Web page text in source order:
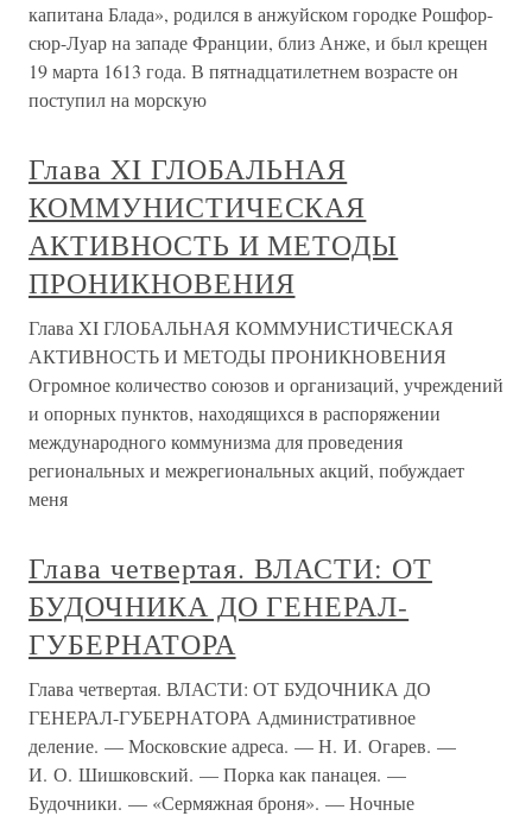
капитана Блада», родился в анжуйском городке Рошфор-
сюр-Луар на западе Франции, близ Анже, и был крещен
19 марта 1613 года. В пятнадцатилетнем возрасте он
поступил на морскую
Глава XI ГЛОБАЛЬНАЯ
КОММУНИСТИЧЕСКАЯ
АКТИВНОСТЬ И МЕТОДЫ
ПРОНИКНОВЕНИЯ
Глава XI ГЛОБАЛЬНАЯ КОММУНИСТИЧЕСКАЯ
АКТИВНОСТЬ И МЕТОДЫ ПРОНИКНОВЕНИЯ
Огромное количество союзов и организаций, учреждений
и опорных пунктов, находящихся в распоряжении
международного коммунизма для проведения
региональных и межрегиональных акций, побуждает
меня
Глава четвертая. ВЛАСТИ: ОТ
БУДОЧНИКА ДО ГЕНЕРАЛ-
ГУБЕРНАТОРА
Глава четвертая. ВЛАСТИ: ОТ БУДОЧНИКА ДО
ГЕНЕРАЛ-ГУБЕРНАТОРА Административное
деление. — Московские адреса. — Н. И. Огарев. —
И. О. Шишковский. — Порка как панацея. —
Будочники. — «Сермяжная броня». — Ночные